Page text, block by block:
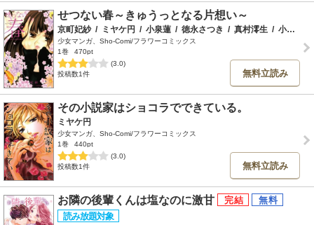
せつない春～きゅうっとなる片想い～
京町妃紗 / ミヤケ円 / 小泉蓮 / 徳永さつき / 真村澪生 / 小田切渚
少女マンガ、Sho-Comi/フラワーコミックス
1巻
470pt
(3.0)
投稿数1件
無料立読み
その小説家はショコラでできている。
ミヤケ円
少女マンガ、Sho-Comi/フラワーコミックス
1巻
440pt
(3.0)
投稿数1件
無料立読み
お隣の後輩くんは塩なのに激甘